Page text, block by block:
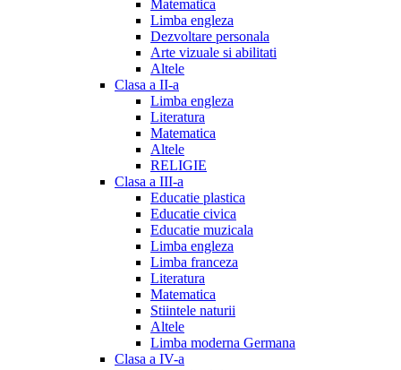
Matematica
Limba engleza
Dezvoltare personala
Arte vizuale si abilitati
Altele
Clasa a II-a
Limba engleza
Literatura
Matematica
Altele
RELIGIE
Clasa a III-a
Educatie plastica
Educatie civica
Educatie muzicala
Limba engleza
Limba franceza
Literatura
Matematica
Stiintele naturii
Altele
Limba moderna Germana
Clasa a IV-a